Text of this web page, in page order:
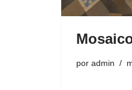
por admin